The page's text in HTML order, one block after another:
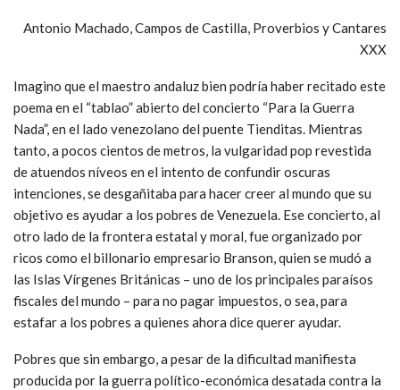
Antonio Machado, Campos de Castilla, Proverbios y Cantares
XXX
Imagino que el maestro andaluz bien podría haber recitado este
poema en el “tablao” abierto del concierto “Para la Guerra
Nada”, en el lado venezolano del puente Tienditas. Mientras
tanto, a pocos cientos de metros, la vulgaridad pop revestida
de atuendos níveos en el intento de confundir oscuras
intenciones, se desgañitaba para hacer creer al mundo que su
objetivo es ayudar a los pobres de Venezuela. Ese concierto, al
otro lado de la frontera estatal y moral, fue organizado por
ricos como el billonario empresario Branson, quien se mudó a
las Islas Vírgenes Británicas – uno de los principales paraísos
fiscales del mundo – para no pagar impuestos, o sea, para
estafar a los pobres a quienes ahora dice querer ayudar.
Pobres que sin embargo, a pesar de la dificultad manifiesta
producida por la guerra político-económica desatada contra la